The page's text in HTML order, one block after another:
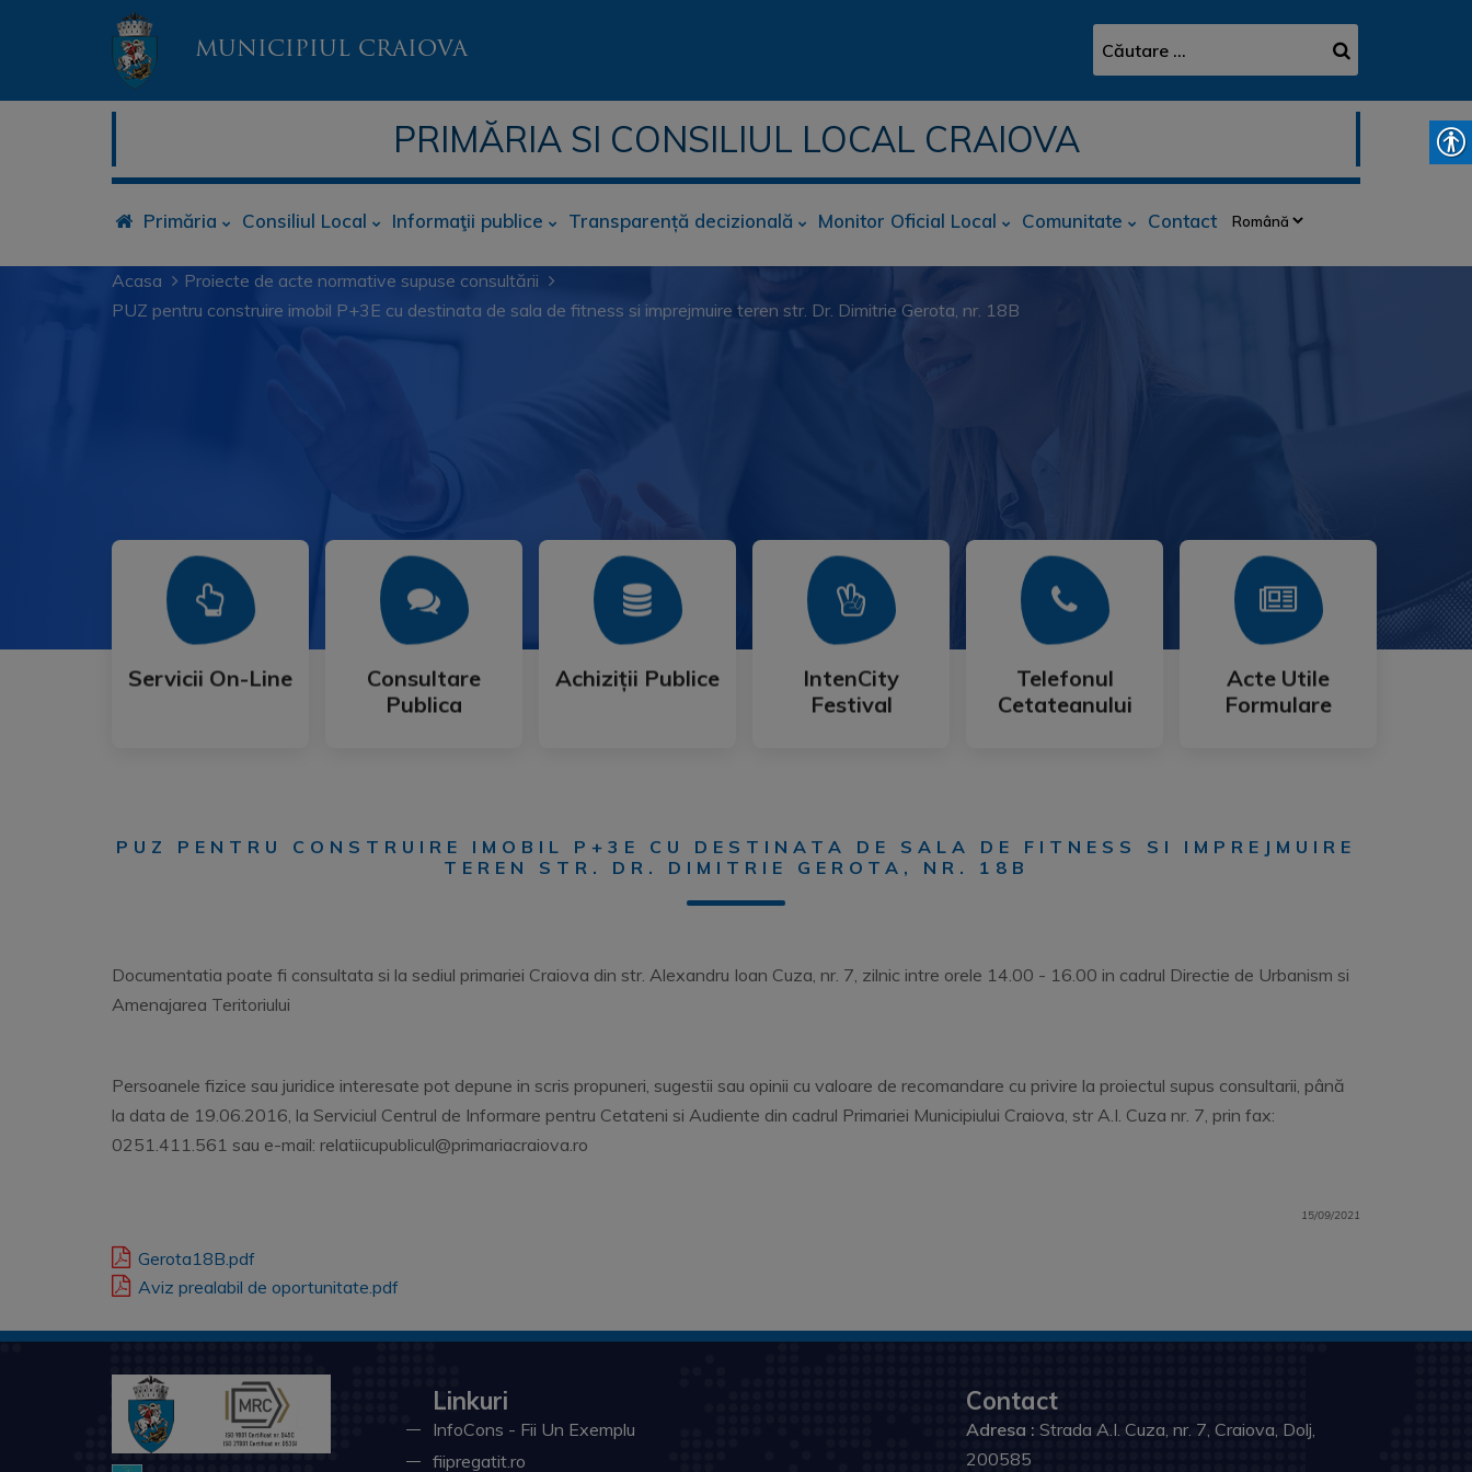
MUNICIPIUL CRAIOVA
PRIMĂRIA SI CONSILIUL LOCAL CRAIOVA
Primăria Consiliul Local Informaţii publice Transparență decizională Monitor Oficial Local Comunitate Contact
Acasa
Proiecte de acte normative supuse consultării
PUZ pentru construire imobil P+3E cu destinata de sala de fitness si imprejmuire teren str. Dr. Dimitrie Gerota, nr. 18B
Servicii On-Line
Servicii On-Line
Mai Mult
Consultare
Publica
Consultare
Publica
Mai Mult
Achiziții Publice
Achiziții Publice
Mai Mult
IntenCity
Festival
IntenCity
Festival
Mai Mult
Telefonul
Cetateanului
Telefonul
Cetateanului
Mai Mult
Acte Utile
Formulare
Acte Utile
Formulare
Mai Mult
PUZ PENTRU CONSTRUIRE IMOBIL P+3E CU DESTINATA DE SALA DE FITNESS SI IMPREJMUIRE
TEREN STR. DR. DIMITRIE GEROTA, NR. 18B
Documentatia poate fi consultata si la sediul primariei Craiova din str. Alexandru Ioan Cuza, nr. 7, zilnic intre orele 14.00 - 16.00 in cadrul Directie de Urbanism si
Amenajarea Teritoriului
Persoanele fizice sau juridice interesate pot depune in scris propuneri, sugestii sau opinii cu valoare de recomandare cu privire la proiectul supus consultarii, până
la data de 19.06.2016, la Serviciul Centrul de Informare pentru Cetateni si Audiente din cadrul Primariei Municipiului Craiova, str A.I. Cuza nr. 7, prin fax:
0251.411.561 sau e-mail: relatiicupublicul@primariacraiova.ro
15/09/2021
Gerota18B.pdf
Aviz prealabil de oportunitate.pdf
Linkuri
InfoCons - Fii Un Exemplu
fiipregatit.ro
Contact
Adresa : Strada A.I. Cuza, nr. 7, Craiova, Dolj,
200585